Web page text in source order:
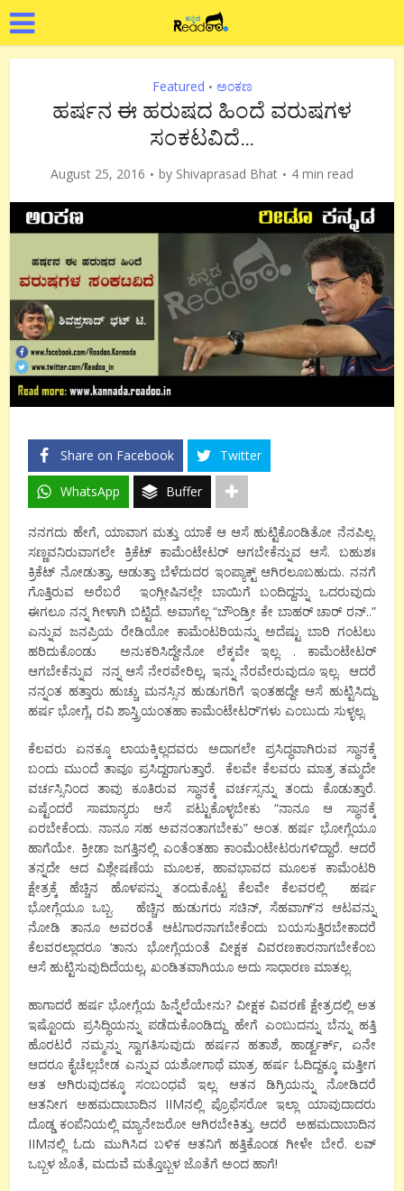
Featured • ಅಂಕಣ
ಹರ್ಷನ ಈ ಹರುಷದ ಹಿಂದೆ ವರುಷಗಳ
ಸಂಕಟವಿದೆ…
August 25, 2016 by Shivaprasad Bhat 4 min read
Share on Facebook Twitter
WhatsApp Buffer
ನನಗದು ಹೇಗೆ, ಯಾವಾಗ ಮತ್ತು ಯಾಕೆ ಆ ಆಸೆ ಹುಟ್ಟಿಕೊಂಡಿತೋ ನೆನಪಿಲ್ಲ.
ಸಣ್ಣವನಿರುವಾಗಲೇ ಕ್ರಿಕೆಟ್ ಕಾಮೆಂಟೇಟರ್ ಆಗಬೇಕೆನ್ನುವ ಆಸೆ. ಬಹುಶಃ
ಕ್ರಿಕೆಟ್ ನೋಡುತ್ತಾ, ಆಡುತ್ತಾ ಬೆಳೆದುದರ ಇಂಪ್ಯಾಕ್ಟ್ ಆಗಿರಲೂಬಹುದು. ನನಗೆ
ಗೊತ್ತಿರುವ ಅರೆಬರೆ ಇಂಗ್ಲೀಷಿನಲ್ಲೇ ಬಾಯಿಗೆ ಬಂದಿದ್ದನ್ನು ಒದರುವುದು
ಈಗಲೂ ನನ್ನ ಗೀಳಾಗಿ ಬಿಟ್ಟಿದೆ. ಅವಾಗೆಲ್ಲ “ಬೌಂಡ್ರೀ ಕೇ ಬಾಹರ್ ಚಾರ್ ರನ್..”
ಎನ್ನುವ ಜನಪ್ರಿಯ ರೇಡಿಯೋ ಕಾಮೆಂಟರಿಯನ್ನು ಅದೆಷ್ಟು ಬಾರಿ ಗಂಟಲು
ಹರಿದುಕೊಂಡು ಅನುಕರಿಸಿದ್ದೇನೋ ಲೆಕ್ಕವೇ ಇಲ್ಲ. . ಕಾಮೆಂಟೇಟರ್
ಆಗಬೇಕೆನ್ನುವ ನನ್ನ ಆಸೆ ನೇರವೇರಿಲ್ಲ, ಇನ್ನು ನೆರವೇರುವುದೂ ಇಲ್ಲ. ಆದರೆ
ನನ್ನಂತ ಹತ್ತಾರು ಹುಚ್ಚು ಮನಸ್ಸಿನ ಹುಡುಗರಿಗೆ ಇಂತಹದ್ದೇ ಆಸೆ ಹುಟ್ಟಿಸಿದ್ದು
ಹರ್ಷ ಭೋಗ್ಲೆ, ರವಿ ಶಾಸ್ತ್ರಿಯಂತಹಾ ಕಾಮೆಂಟೇಟರ್’ಗಳು ಎಂಬುದು ಸುಳ್ಳಲ್ಲ.
ಕೆಲವರು ಏನಕ್ಕೂ ಲಾಯಕ್ಕಿಲ್ಲದವರು ಅದಾಗಲೇ ಪ್ರಸಿದ್ಧವಾಗಿರುವ ಸ್ಥಾನಕ್ಕೆ
ಬಂದು ಮುಂದೆ ತಾವೂ ಪ್ರಸಿದ್ದರಾಗುತ್ತಾರೆ. ಕೆಲವೇ ಕೆಲವರು ಮಾತ್ರ ತಮ್ಮದೇ
ವರ್ಚಸ್ಸಿನಿಂದ ತಾವು ಕೂತಿರುವ ಸ್ಥಾನಕ್ಕೆ ವರ್ಚಸ್ಸನ್ನು ತಂದು ಕೊಡುತ್ತಾರೆ.
ಎಷ್ಟೆಂದರೆ ಸಾಮಾನ್ಯರು ಆಸೆ ಪಟ್ಟುಕೊಳ್ಳಬೇಕು “ನಾನೂ ಆ ಸ್ಥಾನಕ್ಕೆ
ಏರಬೇಕೆಂದು. ನಾನೂ ಸಹ ಅವನಂತಾಗಬೇಕು” ಅಂತ. ಹರ್ಷ ಭೋಗ್ಲೆಯೂ
ಹಾಗೆಯೇ. ಕ್ರೀಡಾ ಜಗತ್ತಿನಲ್ಲಿ ಎಂತೆಂತಹಾ ಕಾಂಮೆಂಟೇಟರುಗಳಿದ್ದಾರೆ. ಆದರೆ
ತನ್ನದೇ ಆದ ವಿಶ್ಲೇಷಣೆಯ ಮೂಲಕ, ಹಾವಭಾವದ ಮೂಲಕ ಕಾಮೆಂಟರಿ
ಕ್ಷೇತ್ರಕ್ಕೆ ಹೆಚ್ಚಿನ ಹೊಳಪನ್ನು ತಂದುಕೊಟ್ಟ ಕೆಲವೇ ಕೆಲವರಲ್ಲಿ ಹರ್ಷ
ಭೋಗ್ಲೆಯೂ ಒಬ್ಬ. ಹೆಚ್ಚಿನ ಹುಡುಗರು ಸಚಿನ್, ಸೆಹವಾಗ್’ನ ಆಟವನ್ನು
ನೋಡಿ ತಾನೂ ಅವರಂತೆ ಆಟಗಾರನಾಗಬೇಕೆಂದು ಬಯಸುತ್ತಿರಬೇಕಾದರೆ
ಕೆಲವರಲ್ಲಾದರೂ ‘ತಾನು ಭೋಗ್ಲೆಯಂತೆ ವೀಕ್ಷಕ ವಿವರಣಕಾರನಾಗಬೇಕೆಂಬ
ಆಸೆ ಹುಟ್ಟಿಸುವುದಿದೆಯಲ್ಲ, ಖಂಡಿತವಾಗಿಯೂ ಅದು ಸಾಧಾರಣ ಮಾತಲ್ಲ.
ಹಾಗಾದರೆ ಹರ್ಷ ಭೋಗ್ಲೆಯ ಹಿನ್ನೆಲೆಯೇನು? ವೀಕ್ಷಕ ವಿವರಣೆ ಕ್ಷೇತ್ರದಲ್ಲಿ ಅತ
ಇಷ್ಟೊಂದು ಪ್ರಸಿದ್ಧಿಯನ್ನು ಪಡೆದುಕೊಂಡಿದ್ದು ಹೇಗೆ ಎಂಬುದನ್ನು ಬೆನ್ನು ಹತ್ತಿ
ಹೊರಟರೆ ನಮ್ಮನ್ನು ಸ್ವಾಗತಿಸುವುದು ಹರ್ಷನ ಹತಾಶೆ, ಹಾರ್ಡ್ವರ್ಕ್, ಏನೇ
ಆದರೂ ಕೈಚೆಲ್ಲಬೇಡ ಎನ್ನುವ ಯಶೋಗಾಥೆ ಮಾತ್ರ. ಹರ್ಷ ಓದಿದ್ದಕ್ಕೂ ಮತ್ತೀಗ
ಆತ ಆಗಿರುವುದಕ್ಕೂ ಸಂಬಂಧವೆ ಇಲ್ಲ. ಆತನ ಡಿಗ್ರಿಯನ್ನು ನೋಡಿದರೆ
ಆತನೀಗ ಅಹಮದಾಬಾದಿನ IIMನಲ್ಲಿ ಪ್ರೊಫೆಸರೋ ಇಲ್ಲಾ ಯಾವುದಾದರು
ದೊಡ್ಡ ಕಂಪೆನಿಯಲ್ಲಿ ಮ್ಯಾನೇಜರೋ ಆಗಿರಬೇಕಿತ್ತು. ಆದರೆ ಅಹಮದಾಬಾದಿನ
IIMನಲ್ಲಿ ಓದು ಮುಗಿಸಿದ ಬಳಿಕ ಆತನಿಗೆ ಹತ್ತಿಕೊಂಡ ಗೀಳೇ ಬೇರೆ. ಲವ್
ಒಬ್ಬಳ ಜೊತೆ, ಮದುವೆ ಮತ್ತೊಬ್ಬಳ ಜೊತೆಗೆ ಅಂದ ಹಾಗೆ!